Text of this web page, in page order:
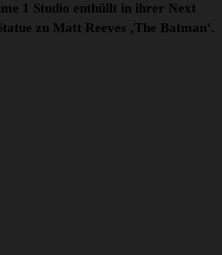
1 Studio enthüllt in ihrer Next
zu Matt Reeves ‚The Batman‘.